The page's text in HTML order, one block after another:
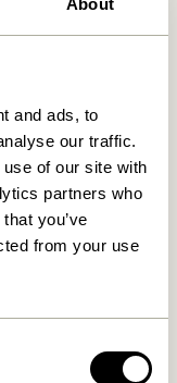
and ads, to
our traffic.
of our site with
partners who
you’ve
from your use